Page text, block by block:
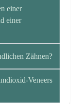
einer
einer
Zähnen?
Veneers